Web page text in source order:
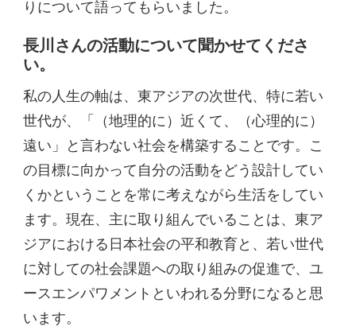
りについて語ってもらいました。
長川さんの活動について聞かせてくださ
い。
私の人生の軸は、東アジアの次世代、特に若い
世代が、「（地理的に）近くて、（心理的に）
遠い」と言わない社会を構築することです。こ
の目標に向かって自分の活動をどう設計してい
くかということを常に考えながら生活をしてい
ます。現在、主に取り組んでいることは、東ア
ジアにおける日本社会の平和教育と、若い世代
に対しての社会課題への取り組みの促進で、ユ
ースエンパワメントといわれる分野になると思
います。